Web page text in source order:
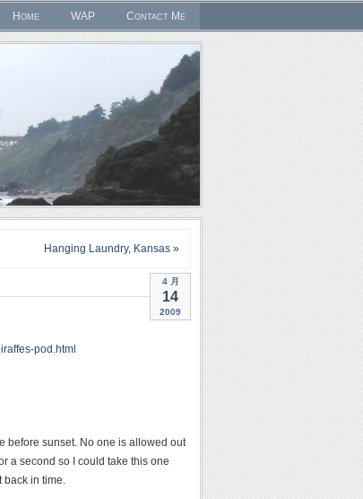
Home WAP Contact Me
Hanging Laundry, Kansas »
4 月
14
2009
pod.html
before sunset. No one is allowed out
a second so I could take this one
back in time.